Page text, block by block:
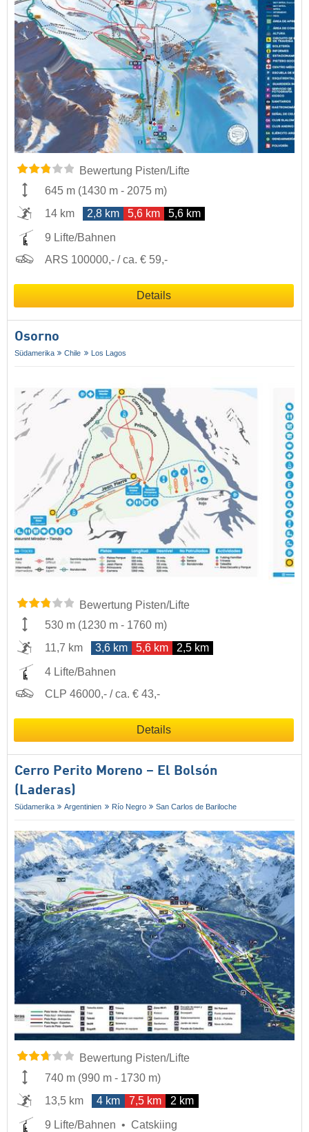
Bewertung Pisten/Lifte
645 m (1430 m - 2075 m)
14 km
2,8 km 5,6 km 5,6 km
9 Lifte/Bahnen
ARS 100000,- / ca. € 59,-
Details
Osorno
Südamerika Chile Los Lagos
Bewertung Pisten/Lifte
530 m (1230 m - 1760 m)
11,7 km
3,6 km 5,6 km 2,5 km
4 Lifte/Bahnen
CLP 46000,- / ca. € 43,-
Details
Cerro Perito Moreno – El Bolsón
(Laderas)
Südamerika Argentinien Río Negro San Carlos de Bariloche
Bewertung Pisten/Lifte
740 m (990 m - 1730 m)
13,5 km
4 km 7,5 km 2 km
9 Lifte/Bahnen
Catskiing